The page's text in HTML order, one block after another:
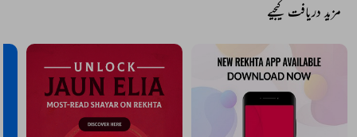
مزید دریافت کیجیے